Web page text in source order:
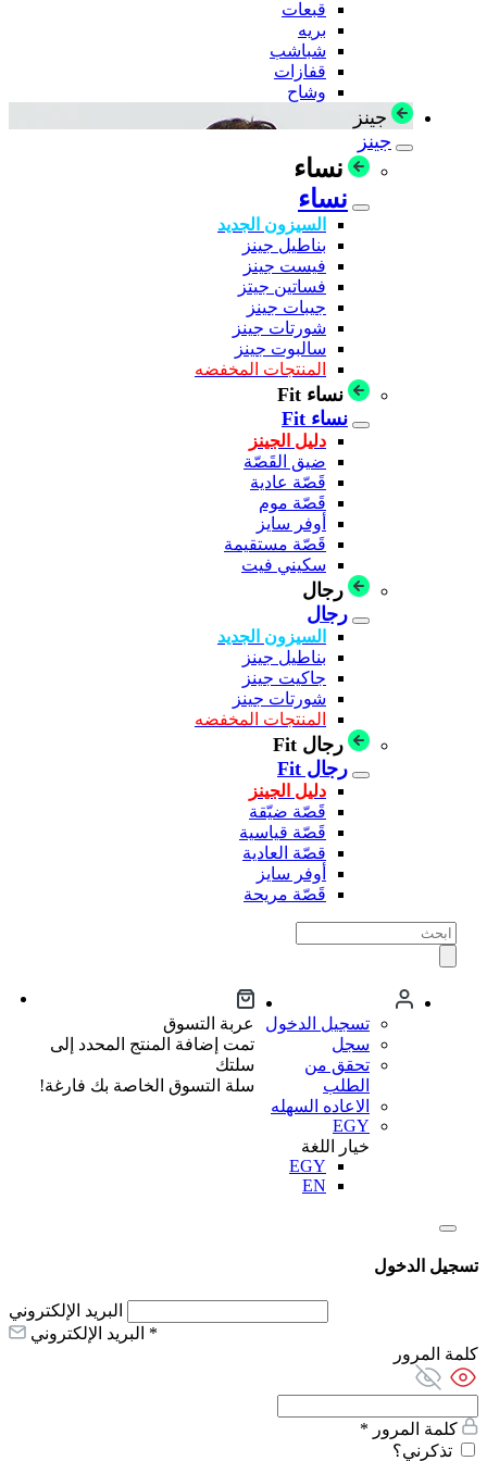
قبعات
بريه
شباشب
قفازات
وشاح
جينز
جينز
نساء
نساء
السيزون الجديد
بناطيل جينز
فيست جينز
فساتين جيتز
جيبات جينز
شورتات جينز
سالبوت جينز
المنتجات المخفضه
نساء Fit
نساء Fit
دليل الجينز
ضيق القَصّة
قَصّة عادية
قَصّة موم
أوفر سايز
قَصّة مستقيمة
سكيني فيت
رجال
رجال
السيزون الجديد
بناطيل جينز
جاكيت جينز
شورتات جينز
المنتجات المخفضه
رجال Fit
رجال Fit
دليل الجينز
قَصّة ضيّقة
قَصّة قياسية
قصّة العادية
أوفر سايز
قَصّة مريحة
تسجيل الدخول
سجل
تحقق من
الطلب
الاعاده السهله
EGY
خيار اللغة
EGY
EN
عربة التسوق
تمت إضافة المنتج المحدد إلى
سلتك
سلة التسوق الخاصة بك فارغة!
تسجيل الدخول
البريد الإلكتروني *
كلمة المرور
كلمة المرور *
تذكرني؟